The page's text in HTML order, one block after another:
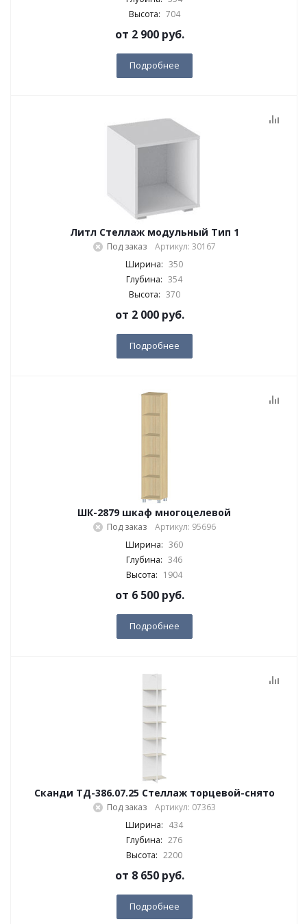
Высота: 704
от 2 900 руб.
Подробнее
Литл Стеллаж модульный Тип 1
Под заказ
Артикул: 30167
Ширина: 350
Глубина: 354
Высота: 370
от 2 000 руб.
Подробнее
ШК-2879 шкаф многоцелевой
Под заказ
Артикул: 95696
Ширина: 360
Глубина: 346
Высота: 1904
от 6 500 руб.
Подробнее
Сканди ТД-386.07.25 Стеллаж торцевой-снято
Под заказ
Артикул: 07363
Ширина: 434
Глубина: 276
Высота: 2200
от 8 650 руб.
Подробнее